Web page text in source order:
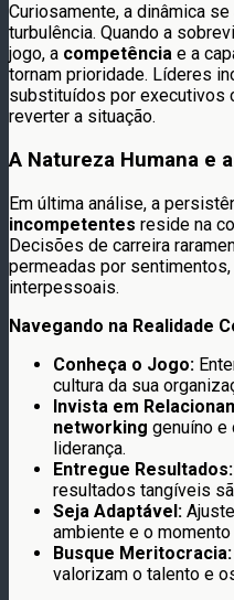
Curiosamente, a dinâmica
turbulência. Quando a
jogo, a competência e a
tornam prioridade. Líderes
substituídos por executivos
reverter a situação.
A Natureza Humana e
Em última análise, a
incompetentes reside na
Decisões de carreira
permeadas por
interpessoais.
Navegando na Realidade
Conheça o Jogo:
cultura da sua
Invista em
networking genuíno e
liderança.
Entregue Resultados:
resultados tangíveis
Seja Adaptável:
ambiente e o
Busque Meritocracia:
valorizam o talento e